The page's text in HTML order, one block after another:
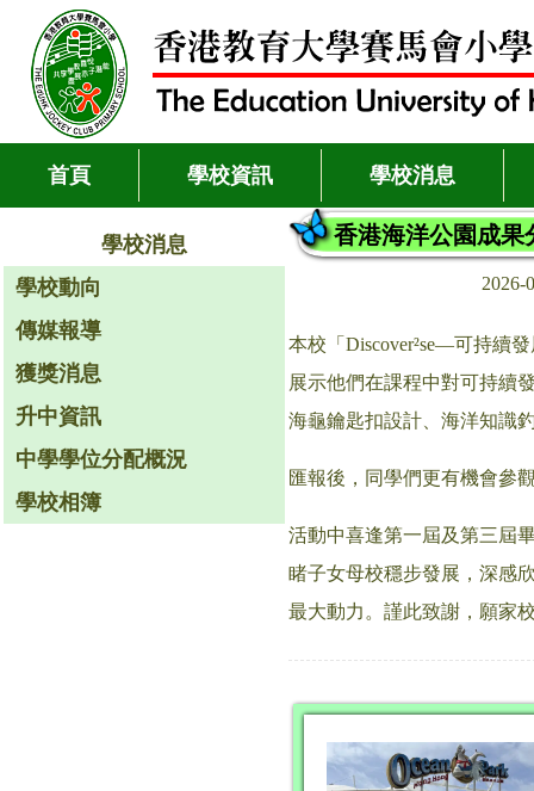
首頁 學校資訊 學校消息
學校消息
學校動向
傳媒報導
獲獎消息
升中資訊
中學學位分配概況
學校相簿
香港海洋公園成果
2026-
本校「Discover²se—可持續
展示他們在課程中對可持續
海龜鑰匙扣設計、海洋知識
匯報後，同學們更有機會參
活動中喜逢第一屆及第三屆
睹子女母校穩步發展，深感
最大動力。謹此致謝，願家